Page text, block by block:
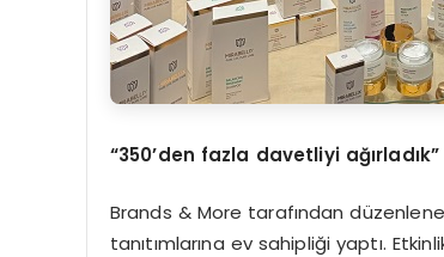
“350’den fazla davetliyi ağırladık”
Brands & More tarafından
tanıtımlarına ev sahipliği yaptı.